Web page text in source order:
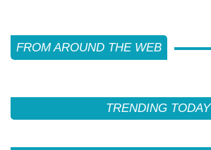
FROM AROUND THE WEB
TRENDING TODAY